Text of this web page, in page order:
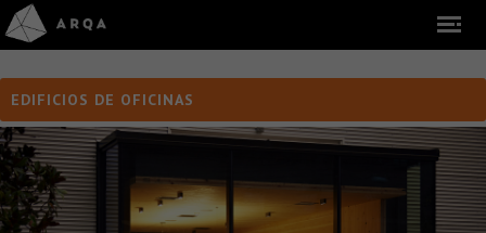
EDIFICIOS DE OFICINAS